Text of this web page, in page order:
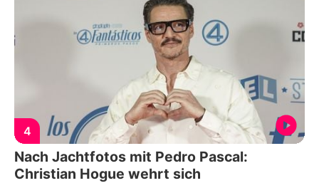
4
Nach Jachtfotos mit Pedro Pascal:
Christian Hogue wehrt sich